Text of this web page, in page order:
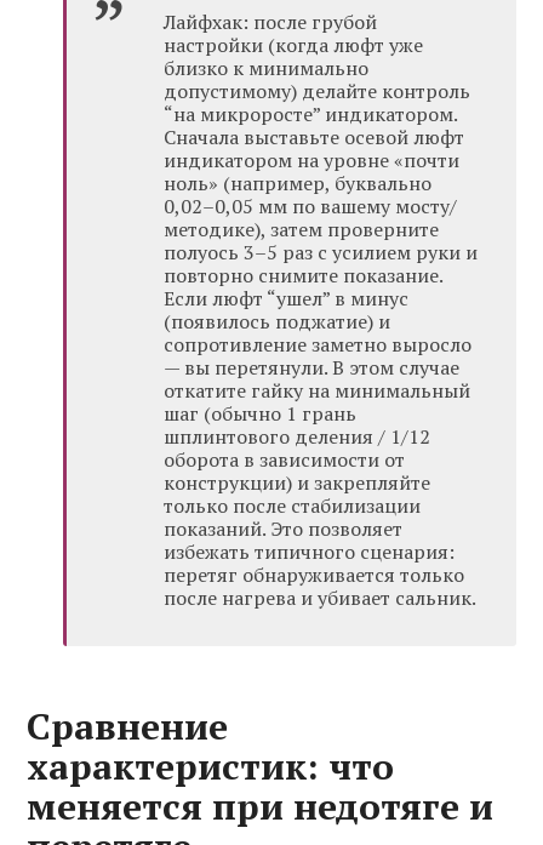
Лайфхак: после грубой
настройки (когда люфт уже
близко к минимально
допустимому) делайте контроль
“на микроросте” индикатором.
Сначала выставьте осевой люфт
индикатором на уровне «почти
ноль» (например, буквально
0,02–0,05 мм по вашему мосту/
методике), затем проверните
полуось 3–5 раз с усилием руки и
повторно снимите показание.
Если люфт “ушел” в минус
(появилось поджатие) и
сопротивление заметно выросло
— вы перетянули. В этом случае
откатите гайку на минимальный
шаг (обычно 1 грань
шплинтового деления / 1/12
оборота в зависимости от
конструкции) и закрепляйте
только после стабилизации
показаний. Это позволяет
избежать типичного сценария:
перетяг обнаруживается только
после нагрева и убивает сальник.
Сравнение
характеристик: что
меняется при недотяге и